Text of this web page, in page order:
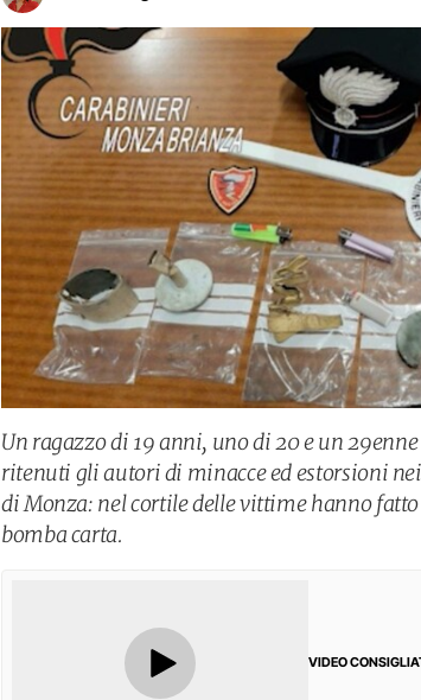
Un ragazzo di 19 anni, uno di 20 e un
ritenuti gli autori di minacce ed estorsioni
di Monza: nel cortile delle vittime hanno fatto
bomba carta.
VIDEO